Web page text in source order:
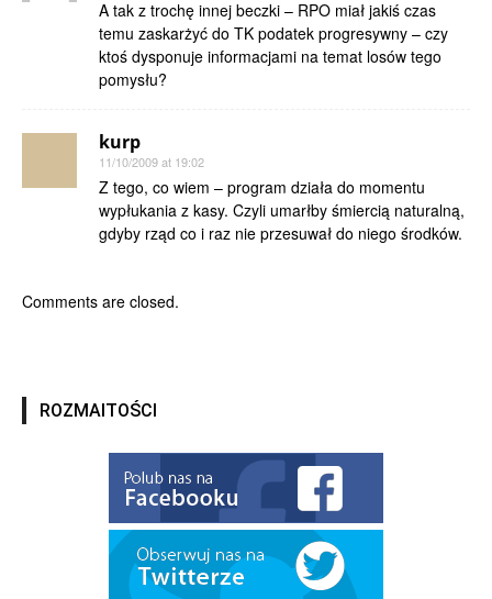
A tak z trochę innej beczki – RPO miał jakiś czas
temu zaskarżyć do TK podatek progresywny – czy
ktoś dysponuje informacjami na temat losów tego
pomysłu?
kurp
11/10/2009 at 19:02
Z tego, co wiem – program działa do momentu
wypłukania z kasy. Czyli umarłby śmiercią naturalną,
gdyby rząd co i raz nie przesuwał do niego środków.
Comments are closed.
ROZMAITOŚCI